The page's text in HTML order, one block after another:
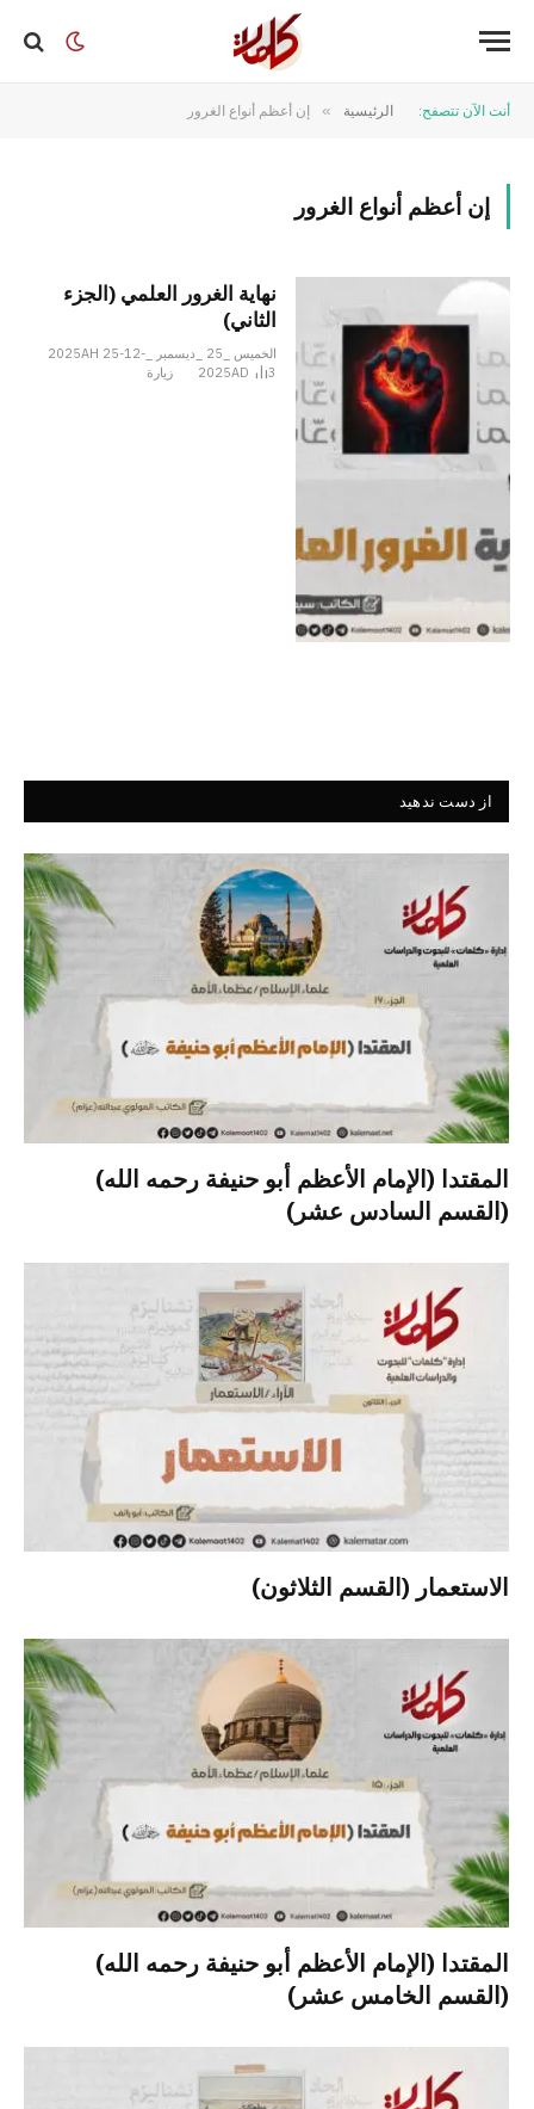
أنت الآن تتصفح: الرئيسية » إن أعظم أنواع الغرور
إن أعظم أنواع الغرور
نهاية الغرور العلمي (الجزء
الثاني)
الخميس _25 _ديسمبر _2025AH 25-12-
2025AD
3 زيارة
از دست ندهید
المقتدا (الإمام الأعظم أبو حنيفة رحمه الله)
(القسم السادس عشر)
الاستعمار (القسم الثلاثون)
المقتدا (الإمام الأعظم أبو حنيفة رحمه الله)
(القسم الخامس عشر)